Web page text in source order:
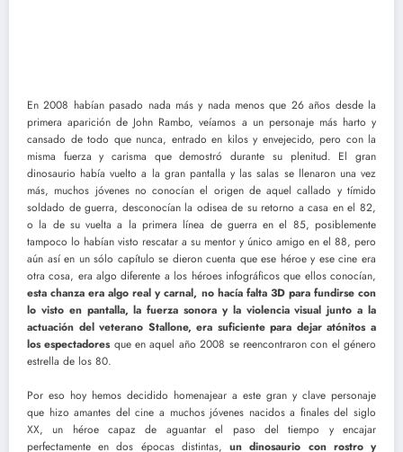
En 2008 habían pasado nada más y nada menos que 26 años desde la
primera aparición de John Rambo, veíamos a un personaje más harto y
cansado de todo que nunca, entrado en kilos y envejecido, pero con la
misma fuerza y carisma que demostró durante su plenitud. El gran
dinosaurio había vuelto a la gran pantalla y las salas se llenaron una vez
más, muchos jóvenes no conocían el origen de aquel callado y tímido
soldado de guerra, desconocían la odisea de su retorno a casa en el 82,
o la de su vuelta a la primera línea de guerra en el 85, posiblemente
tampoco lo habían visto rescatar a su mentor y único amigo en el 88, pero
aún así en un sólo capítulo se dieron cuenta que ese héroe y ese cine era
otra cosa, era algo diferente a los héroes infográficos que ellos conocían,
esta chanza era algo real y carnal, no hacía falta 3D para fundirse con
lo visto en pantalla, la fuerza sonora y la violencia visual junto a la
actuación del veterano Stallone, era suficiente para dejar atónitos a
los espectadoresque en aquel año 2008 se reencontraron con el género
estrella de los 80.
Por eso hoy hemos decidido homenajear a este gran y clave personaje
que hizo amantes del cine a muchos jóvenes nacidos a finales del siglo
XX, un héroe capaz de aguantar el paso del tiempo y encajar
perfectamente en dos épocas distintas,un dinosaurio con rostro y